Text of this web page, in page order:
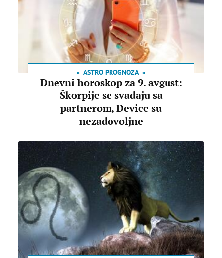
ASTRO PROGNOZA
Dnevni horoskop za 9. avgust:
Škorpije se svađaju sa
partnerom, Device su
nezadovoljne